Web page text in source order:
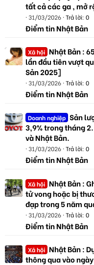
tất cả các ga , mở
31/03/2026 Trả lời: 0
Điểm tin Nhật Bản
Xã hội Nhật Bản :
lần đầu tiên vượt
Sản 2025]
31/03/2026 Trả lời: 0
Điểm tin Nhật Bản
Doanh nghiệp Sản
3,9% trong tháng
và Nhật Bản.
31/03/2026 Trả lời: 0
Điểm tin Nhật Bản
Xã hội Nhật Bản :
tử vong hoặc bị
đạp trong 5 năm
31/03/2026 Trả lời: 0
Điểm tin Nhật Bản
Xã hội Nhật Bản :
thông qua vào